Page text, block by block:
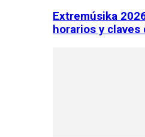
Extremúsika
horarios y